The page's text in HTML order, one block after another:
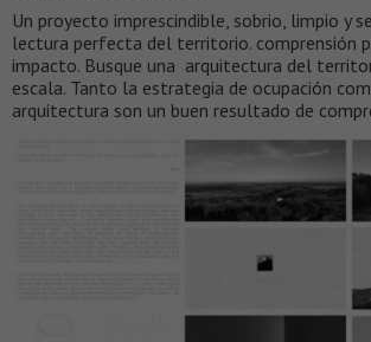
Un proyecto imprescindible, sobrio, limpio y
lectura perfecta del territorio. comprensión
impacto. Busque una arquitectura del
escala. Tanto la estrategia de ocupación
arquitectura son un buen resultado de